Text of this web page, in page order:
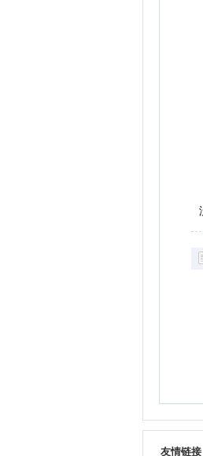
友情链接